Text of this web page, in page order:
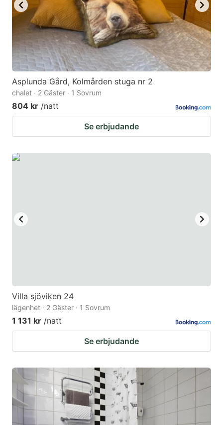
Asplunda Gård, Kolmården stuga nr 2
chalet · 2 Gäster · 1 Sovrum
804 kr /natt
Se erbjudande
Villa sjöviken 24
lägenhet · 2 Gäster · 1 Sovrum
1 131 kr /natt
Se erbjudande